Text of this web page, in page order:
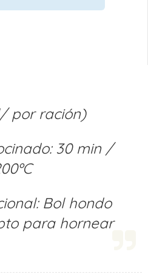
por ración)
30 min /
Bol hondo
para hornear